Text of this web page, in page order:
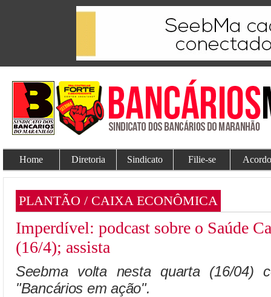
Home Diretoria Sindicato Filie-se
PLANTÃO / CAIXA ECONÔMICA
Imperdível: podcast sobre o Saúde
(16/4); assista
Seebma volta nesta quarta (16/04)
"Bancários em ação".